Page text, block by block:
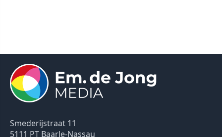
Smederijstraat 11
5111 PT Baarle-Nassau